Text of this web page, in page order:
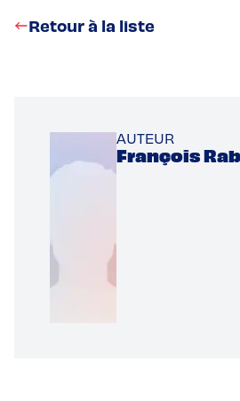
Retour à la liste
AUTEUR
François